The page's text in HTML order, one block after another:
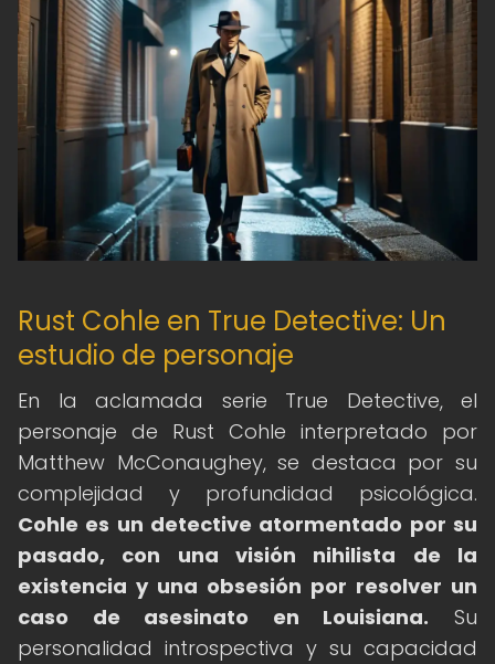
Rust Cohle en True Detective: Un
estudio de personaje
En la aclamada serie True Detective, el
personaje de Rust Cohle interpretado por
Matthew McConaughey, se destaca por su
complejidad y profundidad psicológica.
Cohle es un detective atormentado por su
pasado, con una visión nihilista de la
existencia y una obsesión por resolver un
caso de asesinato en Louisiana. Su
personalidad introspectiva y su capacidad